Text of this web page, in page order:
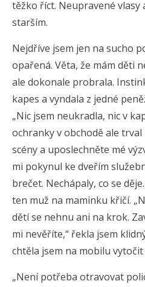
těžko říct. Neupravené vlasy
starším.
Nejdříve jsem jen na sucho
opařená. Věta, že mám děti
ale dokonale probrala.
kapes a vyndala z jedné
„Nic jsem neukradla, nic v
ochranky v obchodě ale trval
scény a uposlechněte mé
mi pokynul ke dveřím
brečet. Nechápaly, co se
ten muž na maminku křičí.
dětí se nehnu ani na krok.
mi nevěříte,“ řekla jsem
chtěla jsem na mobilu vytočit
„Není potřeba otravovat